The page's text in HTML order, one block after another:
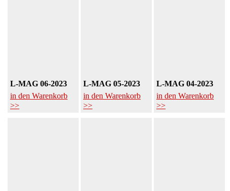
L-MAG 06-2023
in den Warenkorb
>>
L-MAG 05-2023
in den Warenkorb
>>
L-MAG 04-2023
in den Warenkorb
>>